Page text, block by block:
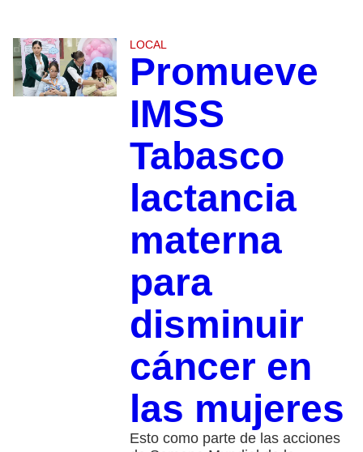
LOCAL
Promueve
IMSS
Tabasco
lactancia
materna
para
disminuir
cáncer en
las mujeres
Esto como parte de las acciones